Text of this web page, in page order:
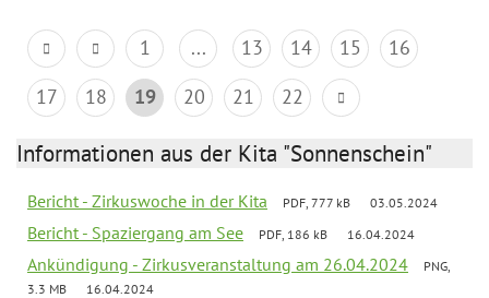
1 ... 13 14 15
16
17
18 19 20 21 22
Informationen aus der Kita "Sonnenschein"
Bericht - Zirkuswoche in der Kita PDF, 777 kB 03.05.2024
Bericht - Spaziergang am See PDF, 186 kB 16.04.2024
Ankündigung - Zirkusveranstaltung am 26.04.2024
PNG,
3.3 MB
16.04.2024